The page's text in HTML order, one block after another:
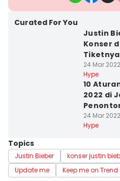
Curated For You
Justin
Konser
Tiketnya
24 Mar
Hype
10
2022 di
24 Mar
Hype
Topics
Justin Bieber konser justin
Update me
Keep me on Trend